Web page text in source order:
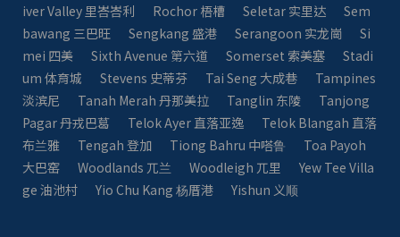
iver Valley 里峇峇利
Rochor 梧槽 Seletar 实里达
Sem
bawang 三巴旺
Sengkang 盛港 Serangoon 实龙崗
Si
mei 四美
Sixth Avenue 第六道 Somerset 索美塞
Stadi
um 体育城
Stevens 史蒂芬 Tai Seng 大成巷
Tampines
淡滨尼
Tanah Merah 丹那美拉 Tanglin 东陵
Tanjong
Pagar 丹戎巴葛
Telok Ayer 直落亚逸
Telok Blangah 直落
布兰雅
Tengah 登加 Tiong Bahru 中嗒鲁
Toa Payoh
大巴窑
Woodlands 兀兰 Woodleigh 兀里
Yew Tee Villa
ge 油池村
Yio Chu Kang 杨厝港 Yishun 义顺